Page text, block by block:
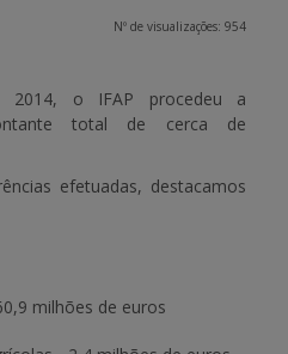
Nº de visualizações: 954
o IFAP procedeu a
total de cerca de
efetuadas, destacamos
milhões de euros